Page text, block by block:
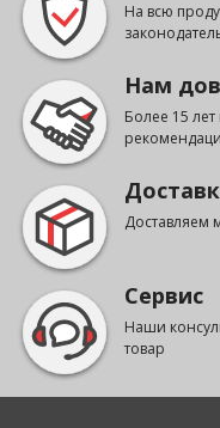
На всю
Нам
Более 15
Доставляем
Сервис
Наши
товар